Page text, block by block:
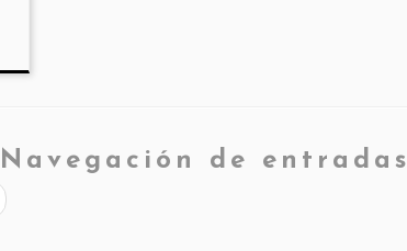
Navegación de entradas